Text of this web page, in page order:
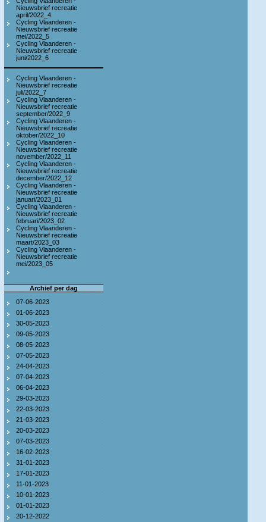
Nieuwsbrief recreatie
april/2022_4
Cycling Vlaanderen -
Nieuwsbrief recreatie
mei/2022_5
Cycling Vlaanderen -
Nieuwsbrief recreatie
juni/2022_6
Cycling Vlaanderen -
Nieuwsbrief recreatie
juli/2022_7
Cycling Vlaanderen -
Nieuwsbrief recreatie
september/2022_9
Cycling Vlaanderen -
Nieuwsbrief recreatie
oktober/2022_10
Cycling Vlaanderen -
Nieuwsbrief recreatie
november/2022_11
Cycling Vlaanderen -
Nieuwsbrief recreatie
december/2022_12
Cycling Vlaanderen -
Nieuwsbrief recreatie
januari/2023_01
Cycling Vlaanderen -
Nieuwsbrief recreatie
februari/2023_02
Cycling Vlaanderen -
Nieuwsbrief recreatie
maart/2023_03
Cycling Vlaanderen -
Nieuwsbrief recreatie
mei/2023_05
Archief per dag
07-06-2023
01-06-2023
30-05-2023
09-05-2023
08-05-2023
07-05-2023
24-04-2023
07-04-2023
06-04-2023
29-03-2023
22-03-2023
21-03-2023
20-03-2023
07-03-2023
16-02-2023
31-01-2023
17-01-2023
11-01-2023
10-01-2023
01-01-2023
20-12-2022